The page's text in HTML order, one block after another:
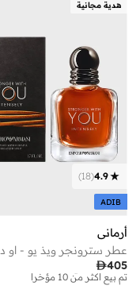
هدية مجانية
4.9
(
18
)
ADIB
أرماني
405
توصيل مجاني
تم بيع أكثر من 10 مؤخرا
توصيل مجاني